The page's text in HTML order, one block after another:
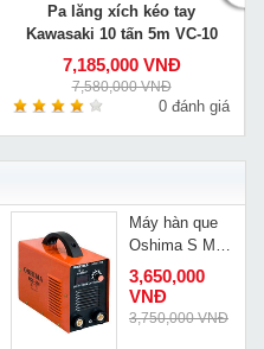
Pa lăng xích kéo tay
Kawasaki 10 tấn 5m VC-10
7,185,000 VNĐ
7,580,000 VNĐ
0 đánh giá
Máy hàn que
Oshima S Mos
250
3,650,000
VNĐ
3,750,000 VNĐ